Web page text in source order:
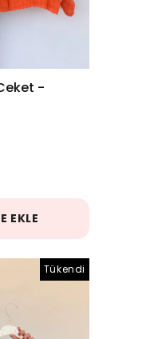
-
EKLE
Tükendi